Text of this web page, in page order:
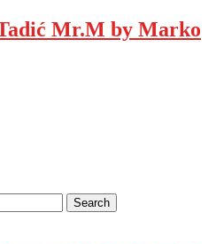
Mr.M by Marko